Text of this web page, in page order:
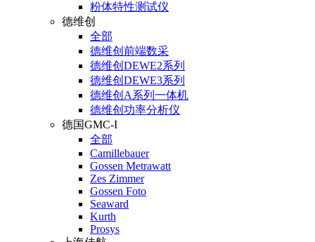
粉体特性测试仪
德维创
全部
德维创前端数采
德维创DEWE2系列
德维创DEWE3系列
德维创A系列一体机
德维创功率分析仪
德国GMC-I
全部
Camillebauer
Gossen Metrawatt
Zes Zimmer
Gossen Foto
Seaward
Kurth
Prosys